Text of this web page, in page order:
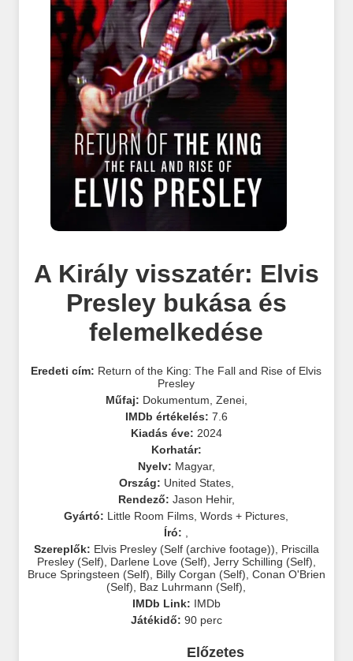
A Király visszatér: Elvis
Presley bukása és
felemelkedése
Eredeti cím: Return of the King: The Fall and Rise of Elvis
Presley
Műfaj: Dokumentum Zenei,
IMDb értékelés: 7.6
Kiadás éve: 2024
Korhatár:
Nyelv: Magyar,
Ország: United States,
Rendező: Jason Hehir,
Gyártó: Little Room Films ,Words + Pictures
Író:
Szereplők: Elvis Presley (Self (archive footage))
Priscilla
Presley (Self)
Darlene Love (Self) Jerry Schilling (Self)
Bruce Springsteen (Self)
Billy Corgan (Self) Conan O'Brien
(Self)
Baz Luhrmann (Self)
IMDb Link: IMDb
Játékidő: 90 perc
Előzetes